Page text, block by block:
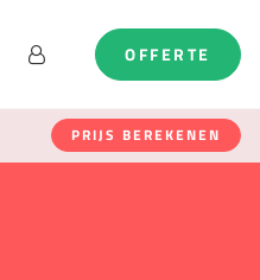
OFFERTE
PRIJS BEREKENEN